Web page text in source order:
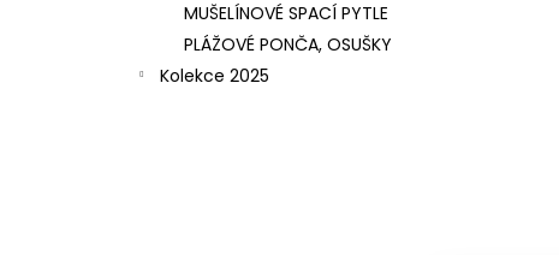
MUŠELÍNOVÉ SPACÍ PYTLE
PLÁŽOVÉ PONČA, OSUŠKY
Kolekce 2025